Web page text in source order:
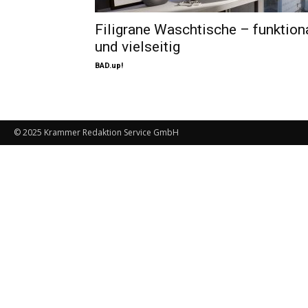
Filigrane Waschtische –
und vielseitig
BAD.up!
© 2025 Krammer Redaktion Service GmbH